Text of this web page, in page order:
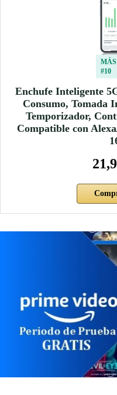
#10
Enchufe Inteligente
Consumo, Tomada
Temporizador,
Compatible con